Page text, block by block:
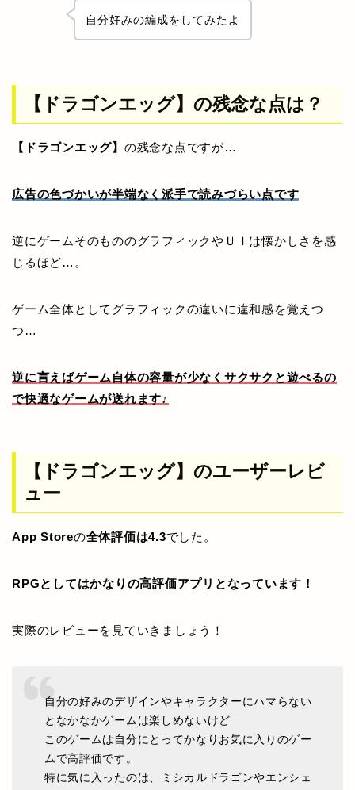
自分好みの編成をしてみたよ
【ドラゴンエッグ】の残念な点は？
【ドラゴンエッグ】 の残念な点ですが…
広告の色づかいが半端なく派手で読みづらい点です
逆にゲームそのもののグラフィックやＵＩは懐かしさを感
じるほど…。
ゲーム全体としてグラフィックの違いに違和感を覚えつ
つ…
逆に言えばゲーム自体の容量が少なくサクサクと遊べるの
で快適なゲームが送れます♪
【ドラゴンエッグ】のユーザーレビ
ュー
App Storeの全体評価は4.3でした。
RPGとしてはかなりの高評価アプリとなっています！
実際のレビューを見ていきましょう！
自分の好みのデザインやキャラクターにハマらない
となかなかゲームは楽しめないけど
このゲームは自分にとってかなりお気に入りのゲー
ムで高評価です。
特に気に入ったのは、ミシカルドラゴンやエンシェ